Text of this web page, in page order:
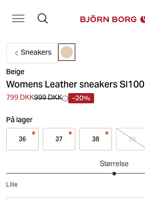
Sneakers
Beige
Womens Leather sneakers Sl100
799 DKK999 DKK -20%
På lager
36 37 38 39
Størrelse
Lille
ud